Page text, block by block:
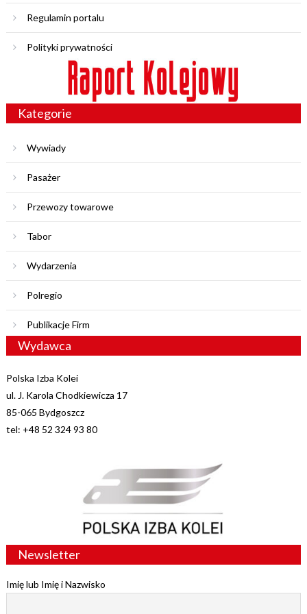
Regulamin portalu
Polityki prywatności
Kategorie
Wywiady
Pasażer
Przewozy towarowe
Tabor
Wydarzenia
Polregio
Publikacje Firm
Wydawca
Polska Izba Kolei
ul. J. Karola Chodkiewicza 17
85-065 Bydgoszcz
tel: +48 52 324 93 80
Newsletter
Imię lub Imię i Nazwisko